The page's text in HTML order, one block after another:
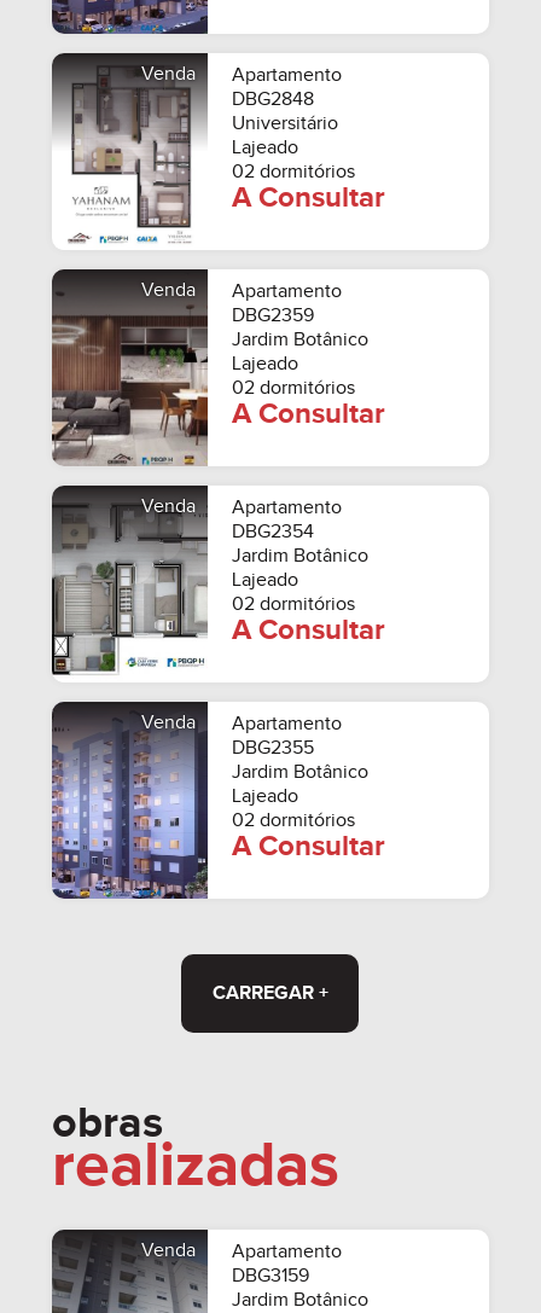
Venda
Apartamento
DBG2848
Universitário
Lajeado
02 dormitórios
A Consultar
Venda
Apartamento
DBG2359
Jardim Botânico
Lajeado
02 dormitórios
A Consultar
Venda
Apartamento
DBG2354
Jardim Botânico
Lajeado
02 dormitórios
A Consultar
Venda
Apartamento
DBG2355
Jardim Botânico
Lajeado
02 dormitórios
A Consultar
CARREGAR +
obras
realizadas
Venda
Apartamento
DBG3159
Jardim Botânico